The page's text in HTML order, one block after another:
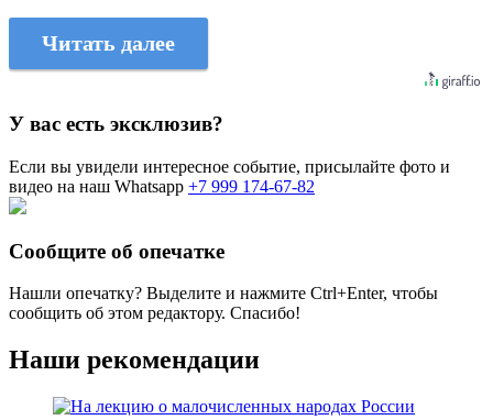
Читать далее
У вас есть эксклюзив?
Если вы увидели интересное событие, присылайте фото и
видео на наш Whatsapp +7 999 174-67-82
Сообщите об опечатке
Нашли опечатку? Выделите и нажмите Ctrl+Enter, чтобы
сообщить об этом редактору. Спасибо!
Наши рекомендации